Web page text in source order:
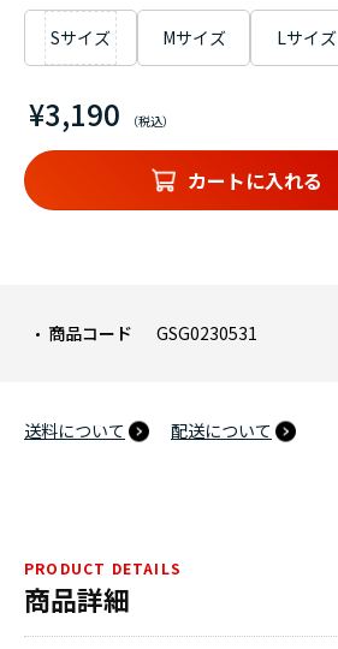
¥3,190
商品コード GSG0230531
送料について 配送について
Sサイズ Mサイズ Lサイズ
カートに入れる
PRODUCT DETAILS
商品詳細